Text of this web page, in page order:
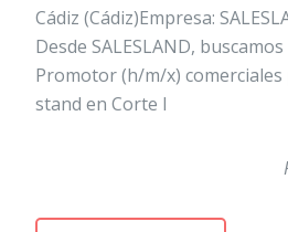
Cádiz (Cádiz)Empresa:
Desde SALESLAND,
Promotor (h/m/x)
stand en Corte I